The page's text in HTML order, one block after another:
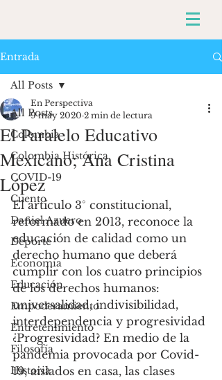
Entrada
All Posts
Colombia
Colombia Histórica
COVID-19
Cuento
Daniel Azuero
Deporte
Economía
Educación
Empoderamiento
Entretenimiento
Filosofía
Historia
All Posts
El Paralelo Educativo
Mexicano; Ana Cristina
López
En Perspectiva
9 may 2020 2 min de lectura
El artículo 3° constitucional,
reformado en 2013, reconoce la
educación de calidad como un
derecho humano que deberá
cumplir con los cuatro principios
de los derechos humanos:
universalidad, indivisibilidad,
interdependencia y progresividad
¿Progresividad? En medio de la
pandemia provocada por Covid-
19, aislados en casa, las clases